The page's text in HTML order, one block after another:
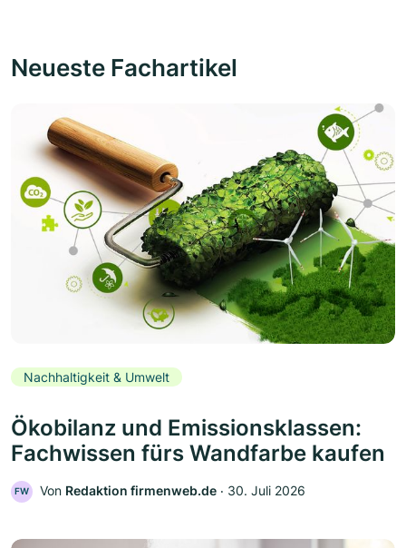
Neueste Fachartikel
Nachhaltigkeit & Umwelt
Ökobilanz und Emissionsklassen:
Fachwissen fürs Wandfarbe kaufen
FW Von Redaktion firmenweb.de ‧ 30. Juli 2026